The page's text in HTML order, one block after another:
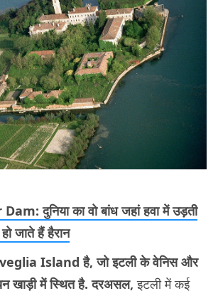
दुनिया का वो बांध जहां हवा में उड़ती
जाते हैं हैरान
Island है, जो इटली के वेनिस और
खाड़ी में स्थित है. दरअसल,इटली में कई